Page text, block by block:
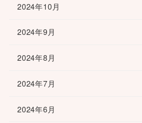
2024年10月
2024年9月
2024年8月
2024年7月
2024年6月